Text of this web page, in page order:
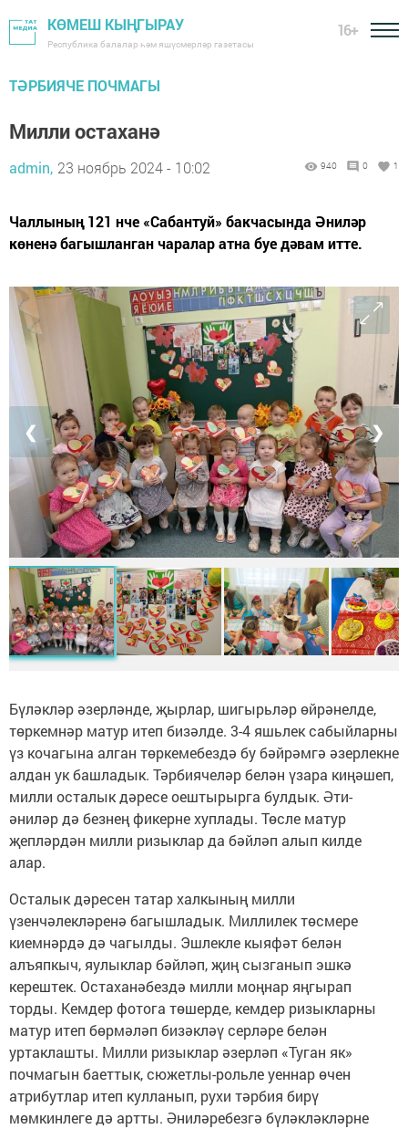
КӨМЕШ КЫҢГЫРАУ
Республика балалар һәм яшүсмерләр газетасы
16+
ТӘРБИЯЧЕ ПОЧМАГЫ
Милли остаханә
admin, 23 ноябрь 2024 - 10:02 940 0 1
Чаллының 121 нче «Сабантуй» бакчасында Әниләр
көненә багышланган чаралар атна буе дәвам итте.
❮ ❯
Бүләкләр әзерләнде, җырлар, шигырьләр өйрәнелде,
төркемнәр матур итеп бизәлде. 3-4 яшьлек сабыйларны
үз кочагына алган төркемебездә бу бәйрәмгә әзерлекне
алдан ук башладык. Тәрбиячеләр белән үзара киңәшеп,
милли осталык дәресе оештырырга булдык. Әти-
әниләр дә безнең фикерне хуплады. Төсле матур
җепләрдән милли ризыклар да бәйләп алып килде
алар.
Осталык дәресен татар халкының милли
үзенчәлекләренә багышладык. Миллилек төсмере
киемнәрдә дә чагылды. Эшлекле кыяфәт белән
алъяпкыч, яулыклар бәйләп, җиң сызганып эшкә
керештек. Остаханәбездә милли моңнар яңгырап
торды. Кемдер фотога төшерде, кемдер ризыкларны
матур итеп бөрмәләп бизәкләү серләре белән
уртаклашты. Милли ризыклар әзерләп «Туган як»
почмагын баеттык, сюжетлы-рольле уеннар өчен
атрибутлар итеп кулланып, рухи тәрбия бирү
мөмкинлеге дә артты. Әниләребезгә бүләкләкләрне